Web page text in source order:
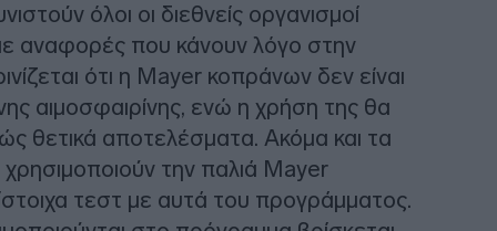
όλοι οι διεθνείς οργανισμοί
αναφορές που κάνουν λόγο στην
ότι η Mayer κοπράνων δεν είναι
αιμοσφαιρίνης, ενώ η χρήση της θα
θετικά αποτελέσματα. Ακόμα και τα
την παλιά Mayer
τεστ με αυτά του προγράμματος.